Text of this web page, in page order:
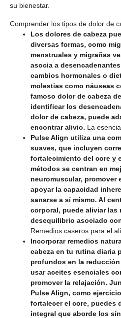
su bienestar.
Comprender los tipos de dolor de
Los dolores de cabeza
diversas formas, como
menstruales y migrañas
asocia a
cambios hormonales o
molestias como náuseas
famoso dolor de cabeza
identificar los
dolor de cabeza, puede
encontrar alivio. La
Pulse Align utiliza una
suaves, que incluyen
fortalecimiento del core y
métodos se centran en
neuromuscular, promover
apoyar la capacidad
sanarse a sí mismo. Al
corporal, puede aliviar las
desequilibrio asociado
Remedios caseros para el
Incorporar remedios
cabeza en tu rutina diaria
profundos en la
usar aceites esenciales
promover la relajación.
Pulse Align, como
fortalecer el core, puedes
integral que aborde los